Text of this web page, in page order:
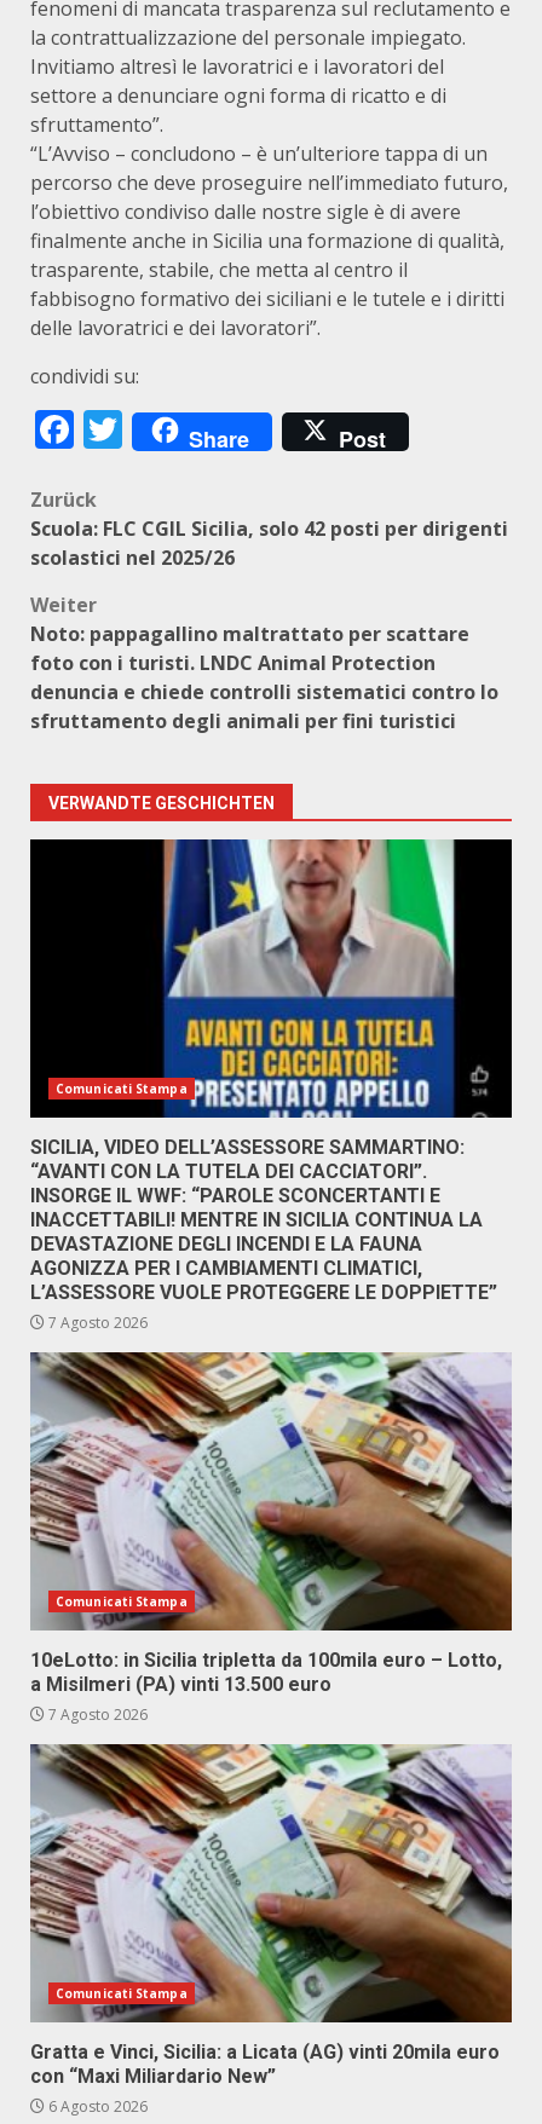
fenomeni di mancata trasparenza sul reclutamento e
la contrattualizzazione del personale impiegato.
Invitiamo altresì le lavoratrici e i lavoratori del
settore a denunciare ogni forma di ricatto e di
sfruttamento”.
“L’Avviso – concludono – è un’ulteriore tappa di un
percorso che deve proseguire nell’immediato futuro,
l’obiettivo condiviso dalle nostre sigle è di avere
finalmente anche in Sicilia una formazione di qualità,
trasparente, stabile, che metta al centro il
fabbisogno formativo dei siciliani e le tutele e i diritti
delle lavoratrici e dei lavoratori”.
condividi su:
Facebook
Twitter
Share Post
Beitragsnavigation
Zurück
Scuola: FLC CGIL Sicilia, solo 42 posti per dirigenti
scolastici nel 2025/26
Weiter
Noto: pappagallino maltrattato per scattare
foto con i turisti. LNDC Animal Protection
denuncia e chiede controlli sistematici contro lo
sfruttamento degli animali per fini turistici
VERWANDTE GESCHICHTEN
Comunicati Stampa
SICILIA, VIDEO DELL’ASSESSORE SAMMARTINO:
“AVANTI CON LA TUTELA DEI CACCIATORI”.
INSORGE IL WWF: “PAROLE SCONCERTANTI E
INACCETTABILI! MENTRE IN SICILIA CONTINUA LA
DEVASTAZIONE DEGLI INCENDI E LA FAUNA
AGONIZZA PER I CAMBIAMENTI CLIMATICI,
L’ASSESSORE VUOLE PROTEGGERE LE DOPPIETTE”
7 Agosto 2026
Comunicati Stampa
10eLotto: in Sicilia tripletta da 100mila euro – Lotto,
a Misilmeri (PA) vinti 13.500 euro
7 Agosto 2026
Comunicati Stampa
Gratta e Vinci, Sicilia: a Licata (AG) vinti 20mila euro
con “Maxi Miliardario New”
6 Agosto 2026